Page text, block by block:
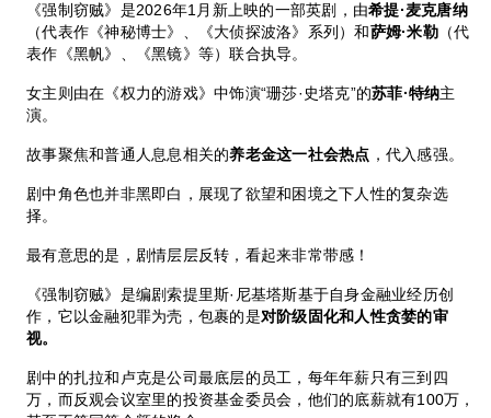
《强制窃贼》是2026年1月新上映的一部英剧，由希提·麦克唐纳
（代表作《神秘博士》、《大侦探波洛》系列）和萨姆·米勒（代
表作《黑帆》、《黑镜》等）联合执导。
女主则由在《权力的游戏》中饰演“珊莎·史塔克”的苏菲·特纳主
演。
故事聚焦和普通人息息相关的养老金这一社会热点 ，代入感强。
剧中角色也并非黑即白，展现了欲望和困境之下人性的复杂选
择。
最有意思的是，剧情层层反转，看起来非常带感！
《强制窃贼》是编剧索提里斯·尼基塔斯基于自身金融业经历创
作，它以金融犯罪为壳，包裹的是对阶级固化和人性贪婪的审
视。
剧中的扎拉和卢克是公司最底层的员工，每年年薪只有三到四
万，而反观会议室里的投资基金委员会，他们的底薪就有100万，